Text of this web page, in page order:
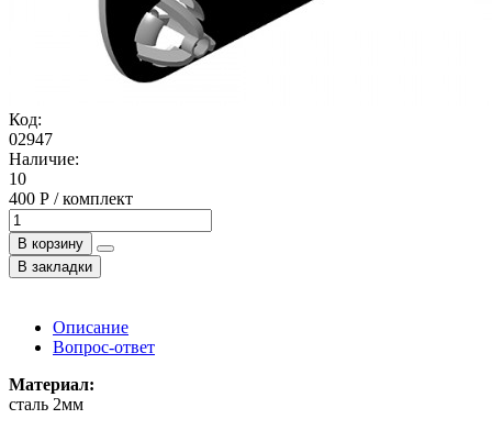
Код:
02947
Наличие:
10
400 Р / комплект
В корзину
В закладки
Описание
Вопрос-ответ
Материал:
сталь 2мм